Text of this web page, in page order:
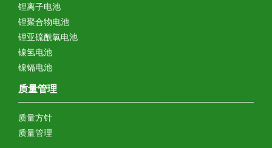
锂离子电池
锂聚合物电池
锂亚硫酰氯电池
镍氢电池
镍镉电池
质量管理
质量方针
质量管理